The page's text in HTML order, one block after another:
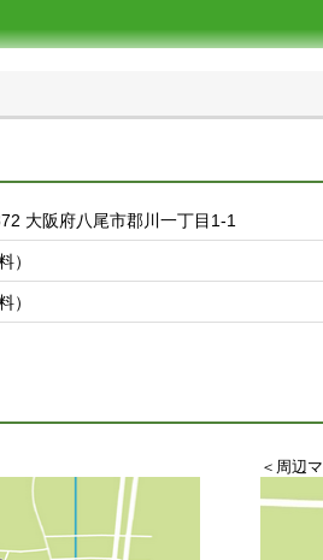
大阪府八尾市郡川一丁目1-1
）
）
＜周辺